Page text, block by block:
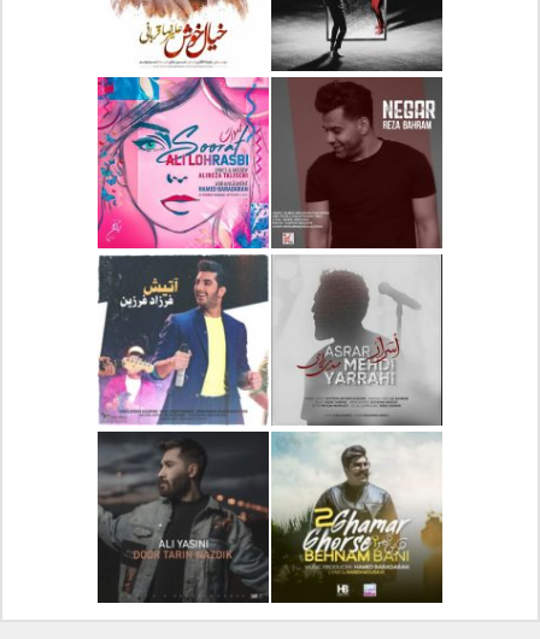
دانلود آلبوم جدید سیروان
خسروی بنام مونولوگ
دانلود آهنگ جدید علیرضا
قربانی بنام خیال خوش
دانلود آهنگ جدید رضا
بهرام بنام نگار
دانلود آهنگ جدید علی
لهراسبی بنام صورت
دانلود آهنگ جدید مهدی
یراحی بنام اسرار
دانلود آهنگ جدید فرزاد
فرزین بنام آتیش